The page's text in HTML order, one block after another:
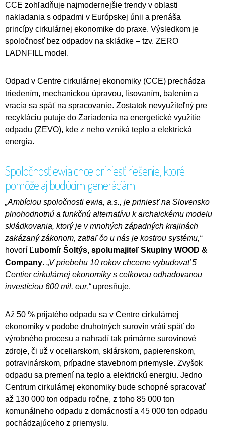
CCE zohľadňuje najmodernejšie trendy v oblasti
nakladania s odpadmi v Európskej únii a prenáša
princípy cirkulárnej ekonomike do praxe. Výsledkom je
spoločnosť bez odpadov na skládke – tzv. ZERO
LADNFILL model.
Odpad v Centre cirkulárnej ekonomiky (CCE) prechádza
triedením, mechanickou úpravou, lisovaním, balením a
vracia sa späť na spracovanie. Zostatok nevyužiteľný pre
recykláciu putuje do Zariadenia na energetické využitie
odpadu (ZEVO), kde z neho vzniká teplo a elektrická
energia.
Spoločnosť ewia chce priniesť riešenie, ktoré
pomôže aj budúcim generáciám
„Ambíciou spoločnosti ewia, a.s., je priniesť na Slovensko
plnohodnotnú a funkčnú alternatívu k archaickému modelu
skládkovania, ktorý je v mnohých západných krajinách
zakázaný zákonom, zatiaľ čo u nás je kostrou systému,“
hovorí Ľubomír Šoltýs, spolumajiteľ Skupiny WOOD &
Company. „V priebehu 10 rokov chceme vybudovať 5
Centier cirkulárnej ekonomiky s celkovou odhadovanou
investíciou 600 mil. eur,“ upresňuje.
Až 50 % prijatého odpadu sa v Centre cirkulárnej
ekonomiky v podobe druhotných surovín vráti späť do
výrobného procesu a nahradí tak primárne surovinové
zdroje, či už v oceliarskom, sklárskom, papierenskom,
potravinárskom, prípadne stavebnom priemysle. Zvyšok
odpadu sa premení na teplo a elektrickú energiu. Jedno
Centrum cirkulárnej ekonomiky bude schopné spracovať
až 130 000 ton odpadu ročne, z toho 85 000 ton
komunálneho odpadu z domácností a 45 000 ton odpadu
pochádzajúceho z priemyslu.